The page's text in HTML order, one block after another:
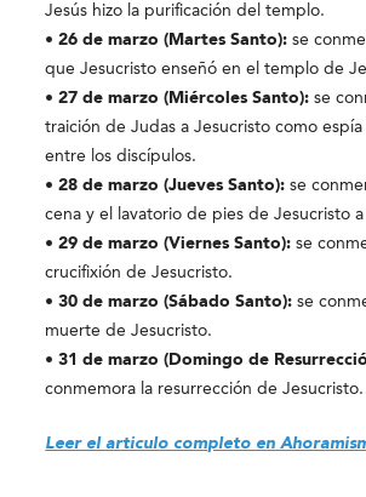
Jesús hizo la purificación del templo.
• 26 de marzo (Martes Santo): se
que Jesucristo enseñó en el templo de
• 27 de marzo (Miércoles Santo): se
traición de Judas a Jesucristo como
entre los discípulos.
• 28 de marzo (Jueves Santo): se
cena y el lavatorio de pies de Jesucristo
• 29 de marzo (Viernes Santo): se
crucifixión de Jesucristo.
• 30 de marzo (Sábado Santo): se
muerte de Jesucristo.
• 31 de marzo (Domingo de
conmemora la resurrección de Jesucristo.
Leer el articulo completo en